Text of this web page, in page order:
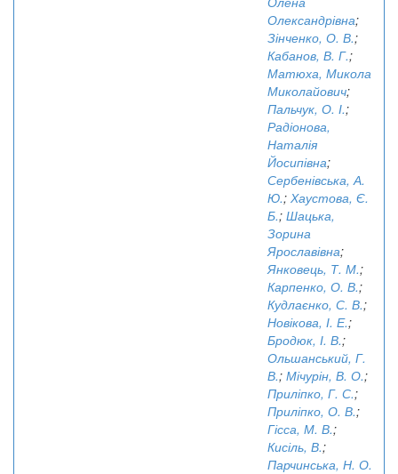
Олександрівна;
Зінченко, О. В.;
Кабанов, В. Г.;
Матюха, Микола
Миколайович;
Пальчук, О. І.;
Радіонова,
Наталія
Йосипівна;
Сербенівська, А.
Ю.; Хаустова, Є.
Б.; Шацька,
Зорина
Ярославівна;
Янковець, Т. М.;
Карпенко, О. В.;
Кудлаєнко, С. В.;
Новікова, І. Е.;
Бродюк, І. В.;
Ольшанський, Г.
В.; Мічурін, В. О.;
Приліпко, Г. С.;
Приліпко, О. В.;
Гісса, М. В.;
Кисіль, В.;
Парчинська, Н. О.